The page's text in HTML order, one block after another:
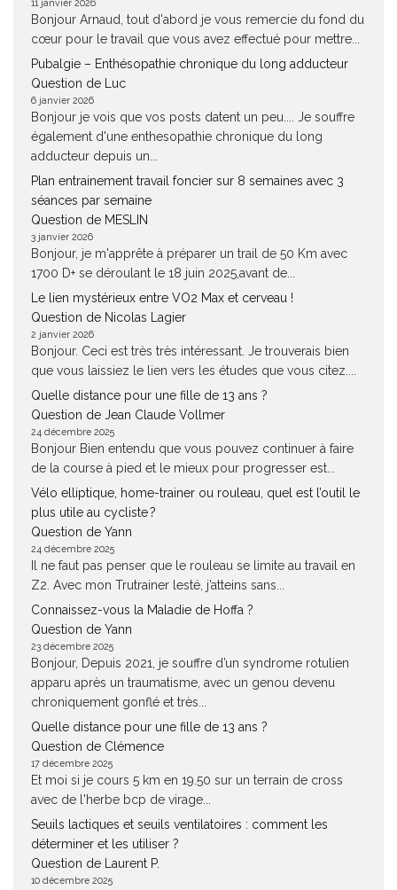
11 janvier 2026
Bonjour Arnaud, tout d'abord je vous remercie du fond du
cœur pour le travail que vous avez effectué pour mettre...
Pubalgie – Enthésopathie chronique du long adducteur
Question de Luc
6 janvier 2026
Bonjour je vois que vos posts datent un peu.... Je souffre
également d'une enthesopathie chronique du long
adducteur depuis un...
Plan entrainement travail foncier sur 8 semaines avec 3
séances par semaine
Question de MESLIN
3 janvier 2026
Bonjour, je m'apprête à préparer un trail de 50 Km avec
1700 D+ se déroulant le 18 juin 2025,avant de...
Le lien mystérieux entre VO2 Max et cerveau !
Question de Nicolas Lagier
2 janvier 2026
Bonjour. Ceci est très très intéressant. Je trouverais bien
que vous laissiez le lien vers les études que vous citez....
Quelle distance pour une fille de 13 ans ?
Question de Jean Claude Vollmer
24 décembre 2025
Bonjour Bien entendu que vous pouvez continuer à faire
de la course à pied et le mieux pour progresser est...
Vélo elliptique, home-trainer ou rouleau, quel est l’outil le
plus utile au cycliste ?
Question de Yann
24 décembre 2025
Il ne faut pas penser que le rouleau se limite au travail en
Z2. Avec mon Trutrainer lesté, j’atteins sans...
Connaissez-vous la Maladie de Hoffa ?
Question de Yann
23 décembre 2025
Bonjour, Depuis 2021, je souffre d’un syndrome rotulien
apparu après un traumatisme, avec un genou devenu
chroniquement gonflé et très...
Quelle distance pour une fille de 13 ans ?
Question de Clémence
17 décembre 2025
Et moi si je cours 5 km en 19.50 sur un terrain de cross
avec de l'herbe bcp de virage...
Seuils lactiques et seuils ventilatoires : comment les
déterminer et les utiliser ?
Question de Laurent P.
10 décembre 2025